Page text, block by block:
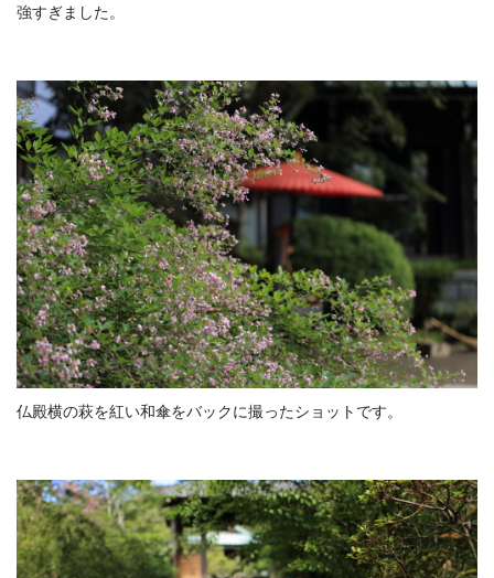
強すぎました。
仏殿横の萩を紅い和傘をバックに撮ったショットです。